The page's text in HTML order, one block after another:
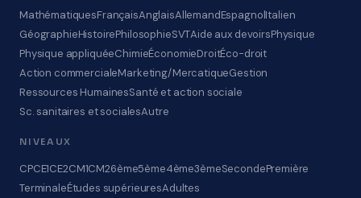
MathématiquesFrançaisAnglaisAllemandEspagnolItalien
GéographieHistoirePhilosophieSVTAide aux devoirsPhysique
Physique appliquéeChimieÉconomieDroitÉco-droit
Action commercialeMarketing/MercatiqueGestion
Ressources HumainesSanté et action sociale
Sc. sanitaires et socialesAutre
NIVEAUX
CPCE1CE2CM1CM26ème5ème4ème3èmeSecondePremière
TerminaleÉtudes supérieuresAdultes